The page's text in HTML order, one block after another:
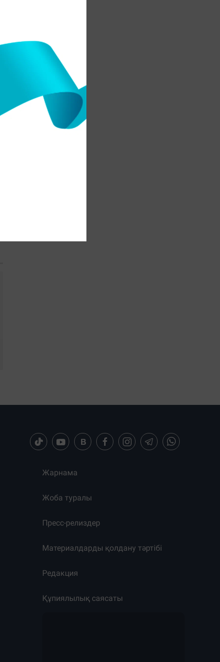
Жарнама
Жоба туралы
Пресс-релиздер
Материалдарды қолдану тәртібі
Редакция
Құпиялылық саясаты